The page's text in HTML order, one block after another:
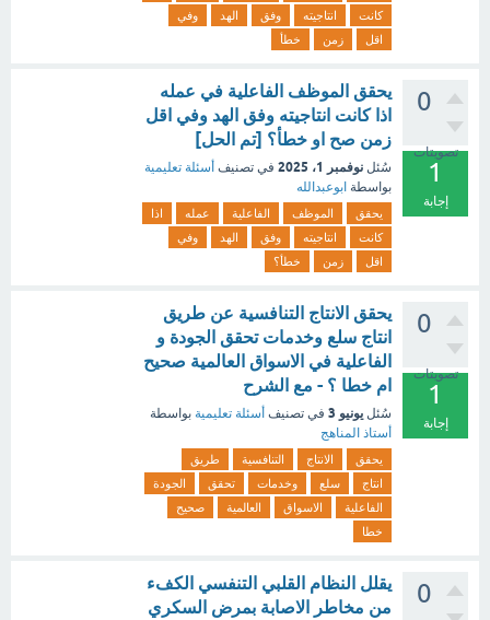
كانت
انتاجيته وفق الهد
وفي
اقل
زمن خطأ
0
تصويتات
1
إجابة
يحقق الموظف الفاعلية في عمله
اذا كانت انتاجيته وفق الهد وفي اقل
زمن صح او خطأ؟ [تم الحل]
سُئل نوفمبر 1، 2025 في تصنيف أسئلة تعليمية
بواسطة ابوعبدالله
يحقق الموظف الفاعلية عمله
اذا
كانت
انتاجيته وفق الهد
وفي
اقل
زمن خطأ؟
0
تصويتات
1
إجابة
يحقق الانتاج التنافسية عن طريق
انتاج سلع وخدمات تحقق الجودة و
الفاعلية في الاسواق العالمية صحيح
ام خطا ؟ - مع الشرح
سُئل يونيو 3 في تصنيف أسئلة تعليمية بواسطة
أستاذ المناهج
يحقق الانتاج التنافسية
طريق
انتاج
سلع وخدمات تحقق
الجودة
الفاعلية
الاسواق العالمية
صحيح
خطا
0
يقلل النظام القلبي التنفسي الكفء
من مخاطر الاصابة بمرض السكري